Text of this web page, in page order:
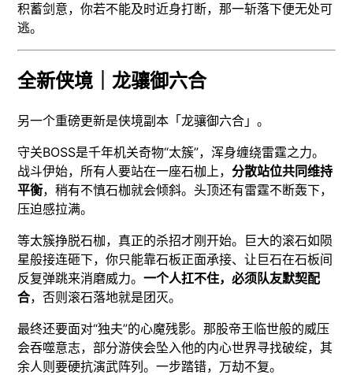
积蓄剑意，你若不能及时近身打断，那一斩落下便无处可
逃。
全新侠境｜龙骧御六合
另一个重磅更新是侠境副本「龙骧御六合」。
守关BOSS是千年机关奇物“太簇”，浑身缠绕雷霆之力。
战斗伊始，所有人要站在一座石枷上，分散站位共同维持
平衡，稍有不慎石枷就会倾斜。头顶还有雷霆不断轰下，
压迫感拉满。
等太簇挣脱石枷，真正的杀招才刚开始。巨大的滚石如陨
星般接连砸下，你只能靠石板正面承接、让巨石在石板间
反复弹跳来消磨威力。一个人扛不住，必须队友默契配
合，否则滚石落地就是团灭。
最终还要面对“独夫”的心魔残影。那股帝王临世般的威压
会吞噬意志，部分游侠会坠入他的内心世界寻找破绽，其
余人则要硬抗演武阵列。一步踏错，万劫不复。